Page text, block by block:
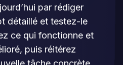
par rédiger
détaillé et testez-le
ce qui fonctionne et
puis réitérez